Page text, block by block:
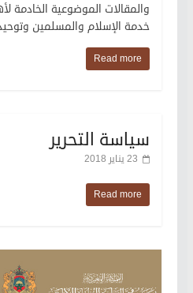
والمقالات الموضوعية الخادمة
خدمة الإسلام والمسلمين
Read more
سياسة التحرير
23 يناير 2018
Read more